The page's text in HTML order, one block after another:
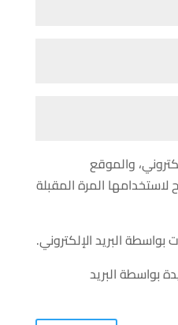
والموقع
المرة المقبلة
بواسطة البريد الإلكتروني.
بواسطة البريد